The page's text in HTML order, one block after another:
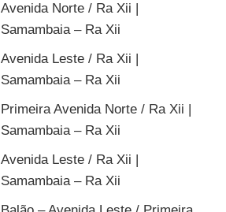
Avenida Norte / Ra Xii |
Samambaia – Ra Xii
Avenida Leste / Ra Xii |
Samambaia – Ra Xii
Primeira Avenida Norte / Ra Xii |
Samambaia – Ra Xii
Avenida Leste / Ra Xii |
Samambaia – Ra Xii